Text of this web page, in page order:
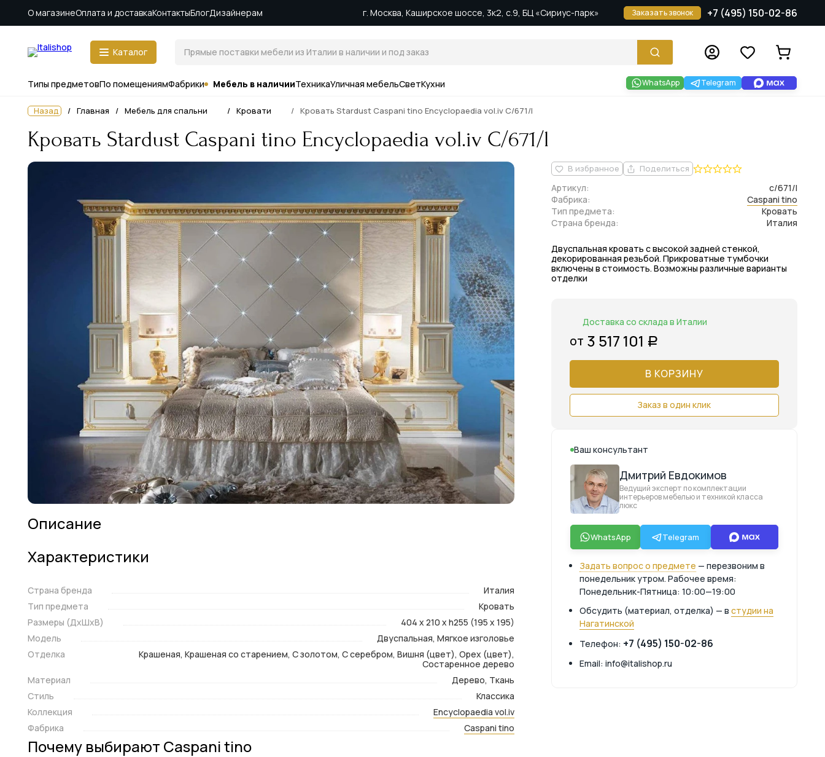
О магазинеОплата и доставкаКонтактыБлогДизайнерам г. Москва, Каширское шоссе, 3к2, с.9, БЦ «Сириус-парк» Заказать звонок +7 (495) 150-02-86
Каталог
Типы предметовПо помещениямФабрики Мебель в наличииТехникаУличная мебельСветКухни WhatsApp Telegram
Назад Главная Мебель для спальни Кровати Кровать Stardust Caspani tino Encyclopaedia vol.iv C/671/l
Кровать Stardust Caspani tino Encyclopaedia vol.iv C/671/l
Описание
Характеристики
Страна бренда
Италия
Тип предмета
Кровать
Размеры (ДxШxВ)
404 x 210 x h255 (195 x 195)
Модель
Двуспальная, Мягкое изголовье
Отделка
Крашеная, Крашеная со старением, С золотом, С серебром, Вишня (цвет), Орех (цвет),
Состаренное дерево
Материал
Дерево, Ткань
Стиль
Классика
Коллекция
Encyclopaedia vol.iv
Фабрика
Caspani tino
Почему выбирают Caspani tino
В избранное Поделиться
Фабрика: Caspani tino
Артикул:
c/671/l
Тип предмета:
Кровать
Страна бренда:
Италия
Двуспальная кровать с высокой задней стенкой,
декорированная резьбой. Прикроватные тумбочки
включены в стоимость. Возможны различные варианты
отделки
Доставка со склада в Италии
от 3 517 101 Р
В КОРЗИНУ
Заказ в один клик
Ваш консультант
Дмитрий Евдокимов
Ведущий эксперт по комплектации
интерьеров мебелью и техникой класса
люкс
WhatsApp Telegram
Задать вопрос о предмете — перезвоним в
понедельник утром. Рабочее время:
Понедельник-Пятница: 10:00—19:00
Обсудить (материал, отделка) — в студии на
Нагатинской
Телефон: +7 (495) 150-02-86
Email: info@italishop.ru